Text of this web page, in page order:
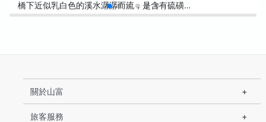
橋下近似乳白色的溪水潺潺而流，是含有硫磺…
關於山富
旅客服務